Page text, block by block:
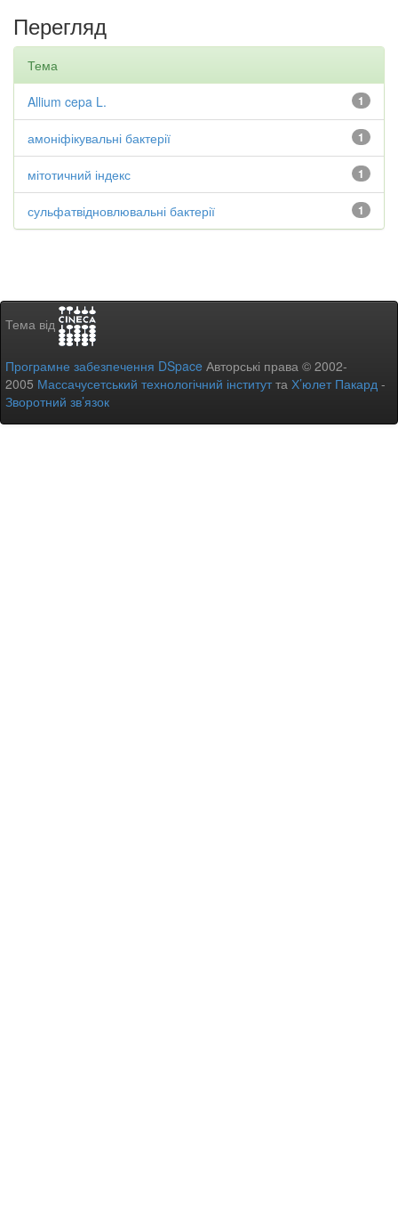
Перегляд
Тема
1
Allium cepa L.
1
амоніфікувальні бактерії
1
мітотичний індекс
1
сульфатвідновлювальні бактерії
Тема від
Програмне забезпечення DSpace Авторські права © 2002-
2005 Массачусетський технологічний інститутта Х’юлет Пакард -
Зворотний зв’язок